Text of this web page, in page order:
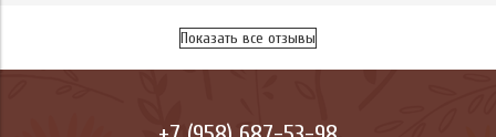
Показать все отзывы